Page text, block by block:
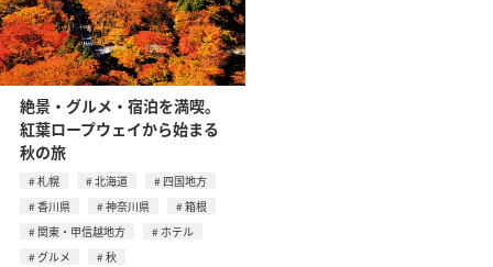
絶景・グルメ・宿泊を満喫。
紅葉ロープウェイから始まる
秋の旅
札幌 北海道
四国地方
香川県
神奈川県
箱根
関東・甲信越地方
ホテル
グルメ
秋